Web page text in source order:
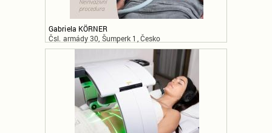
Gabriela KÖRNER
Čsl. armády 30, Šumperk 1, Česko